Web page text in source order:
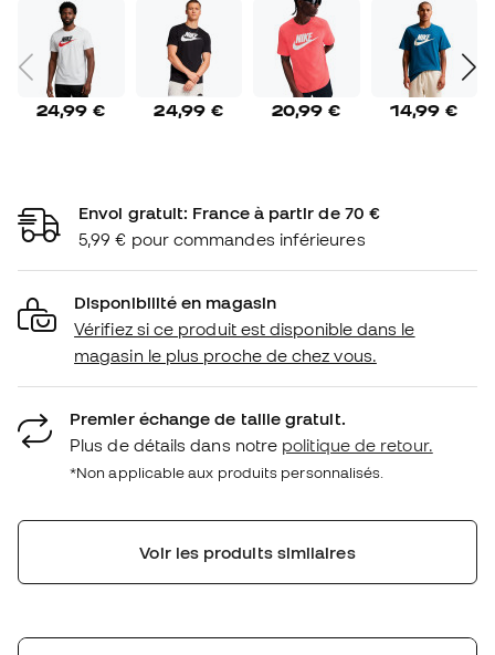
24,99 € 24,99 € 20,99 € 14,99 €
Envoi gratuit: France à partir de 70 €
5,99 € pour commandes inférieures
Disponibilité en magasin
Vérifiez si ce produit est disponible dans le
magasin le plus proche de chez vous.
Premier échange de taille gratuit.
Plus de détails dans notre politique de retour.
*Non applicable aux produits personnalisés.
Voir les produits similaires